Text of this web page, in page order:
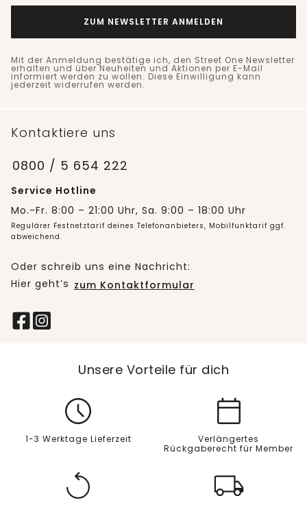
ZUM NEWSLETTER ANMELDEN
Mit der Anmeldung bestätige ich, den Street One Newsletter
erhalten und über Neuheiten und Aktionen per E-Mail
informiert werden zu wollen. Diese Einwilligung kann
jederzeit widerrufen werden.
Kontaktiere uns
0800 / 5 654 222
Service Hotline
Mo.-Fr. 8:00 – 21:00 Uhr, Sa. 9:00 – 18:00 Uhr
Regulärer Festnetztarif deines Telefonanbieters, Mobilfunktarif ggf.
abweichend.
Oder schreib uns eine Nachricht:
Hier geht’s zum Kontaktformular
Unsere Vorteile für dich
1-3 Werktage Lieferzeit
Verlängertes
Rückgaberecht für Member